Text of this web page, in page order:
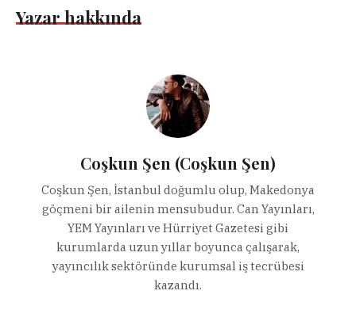
Yazar hakkında
Coşkun Şen (Coşkun Şen)
Coşkun Şen, İstanbul doğumlu olup, Makedonya
göçmeni bir ailenin mensubudur. Can Yayınları,
YEM Yayınları ve Hürriyet Gazetesi gibi
kurumlarda uzun yıllar boyunca çalışarak,
yayıncılık sektöründe kurumsal iş tecrübesi
kazandı.